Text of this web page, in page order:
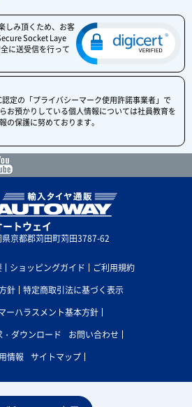
しみ頂くため、お客
Socket Laye
に送受信を行って
認定の「プライバシーマーク使用許諾事業者」で
お預かりしている個人情報については社員教育を
の保護に努めております。
トウェイ
京都郡苅田町苅田3787-62
ショッピングガイド
ご利用規約
針
特定商取引法に基づく表示
ーハラスメント基本方針
ダウンロード
お問い合わせ
情報
サイトマップ